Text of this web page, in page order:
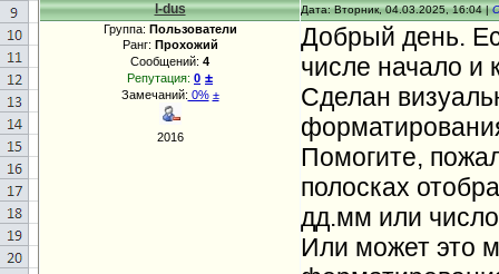
l-dus Дата: Вторник, 04.03.2025, 16:04 |
Группа: Пользователи
Ранг: Прохожий
Сообщений: 4
Репутация: 0 ±
Замечаний: 0% ±
2016
Добрый день.
числе начало и
Сделан
Помогите,
полосках
дд.мм или число
Или может это